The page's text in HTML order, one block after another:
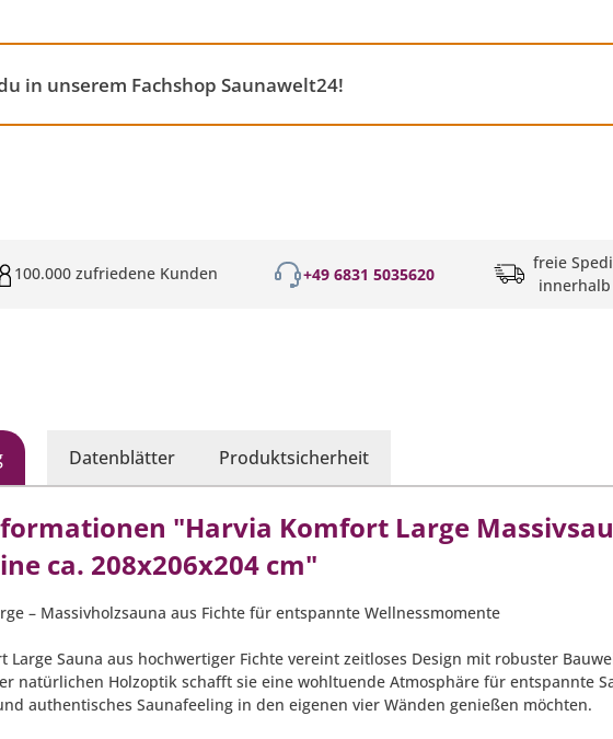
in unserem Fachshop Saunawelt24!
100.000 zufriedene Kunden +49 6831 5035620
freie
Datenblätter Produktsicherheit
"Harvia Komfort Large
ca. 208x206x204 cm"
– Massivholzsauna aus Fichte für entspannte Wellnessmomente
Large Sauna aus hochwertiger Fichte vereint zeitloses Design mit robuster
natürlichen Holzoptik schafft sie eine wohltuende Atmosphäre für entspannte
authentisches Saunafeeling in den eigenen vier Wänden genießen möchten.